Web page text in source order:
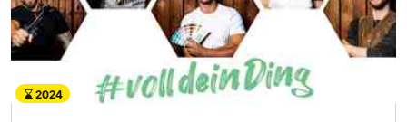
2024